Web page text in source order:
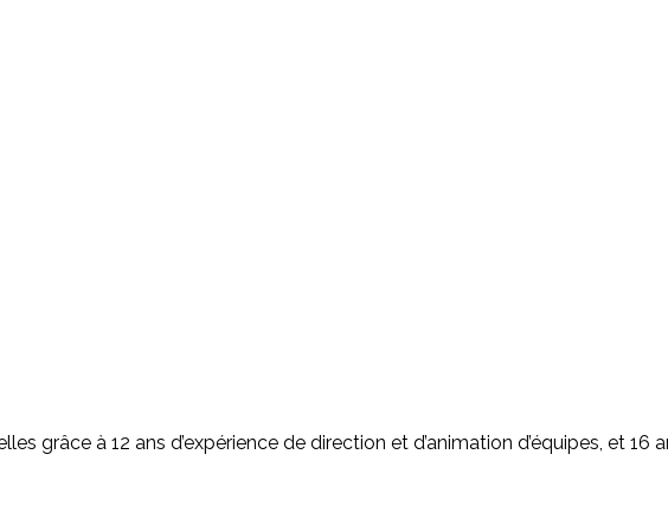
grâce à 12 ans d’expérience de direction et d’animation d’équipes, et 16